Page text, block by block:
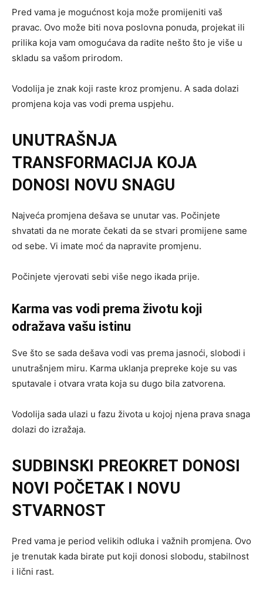
Pred vama je mogućnost koja može promijeniti vaš
pravac. Ovo može biti nova poslovna ponuda, projekat ili
prilika koja vam omogućava da radite nešto što je više u
skladu sa vašom prirodom.
Vodolija je znak koji raste kroz promjenu. A sada dolazi
promjena koja vas vodi prema uspjehu.
UNUTRAŠNJA
TRANSFORMACIJA KOJA
DONOSI NOVU SNAGU
Najveća promjena dešava se unutar vas. Počinjete
shvatati da ne morate čekati da se stvari promijene same
od sebe. Vi imate moć da napravite promjenu.
Počinjete vjerovati sebi više nego ikada prije.
Karma vas vodi prema životu koji
odražava vašu istinu
Sve što se sada dešava vodi vas prema jasnoći, slobodi i
unutrašnjem miru. Karma uklanja prepreke koje su vas
sputavale i otvara vrata koja su dugo bila zatvorena.
Vodolija sada ulazi u fazu života u kojoj njena prava snaga
dolazi do izražaja.
SUDBINSKI PREOKRET DONOSI
NOVI POČETAK I NOVU
STVARNOST
Pred vama je period velikih odluka i važnih promjena. Ovo
je trenutak kada birate put koji donosi slobodu, stabilnost
i lični rast.